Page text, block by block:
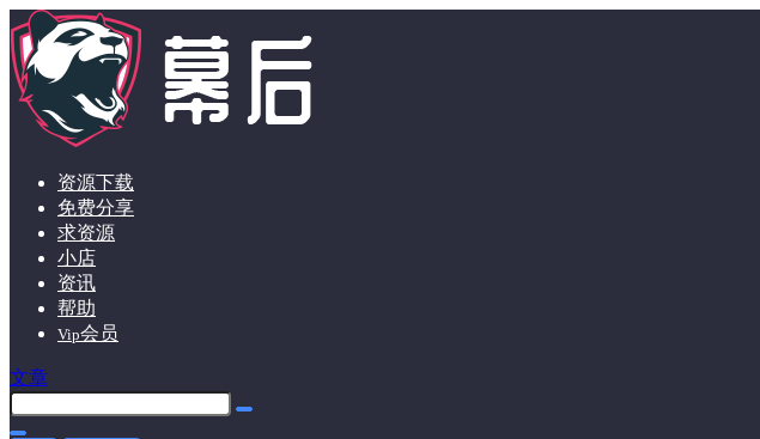
资源下载
免费分享
求资源
小店
资讯
帮助
Vip会员
文章